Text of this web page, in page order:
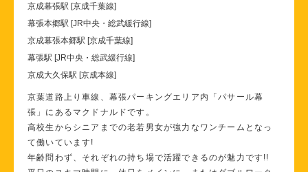
京成幕張駅 [京成千葉線]
幕張本郷駅 [JR中央・総武緩行線]
京成幕張本郷駅 [京成千葉線]
幕張駅 [JR中央・総武緩行線]
京成大久保駅 [京成本線]
京葉道路上り車線、幕張パーキングエリア内「パサール幕
張」にあるマクドナルドです。
高校生からシニアまでの老若男女が強力なワンチームとなっ
て働いています!
年齢問わず、それぞれの持ち場で活躍できるのが魅力です!!